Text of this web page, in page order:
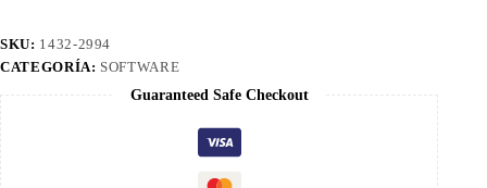
SKU: 1432-2994
CATEGORÍA: SOFTWARE
Guaranteed Safe Checkout